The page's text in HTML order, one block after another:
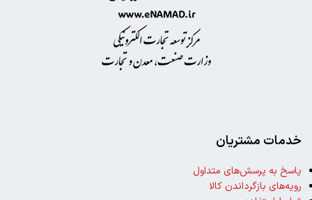
خدمات مشتریان
پاسخ به پرسش‌های متداول
رویه‌های بازگرداندن کالا